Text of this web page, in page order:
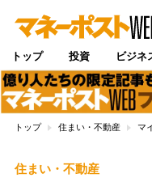
トップ 投資 ビジネ
トップ 住まい・不動産 マ
住まい・不動産